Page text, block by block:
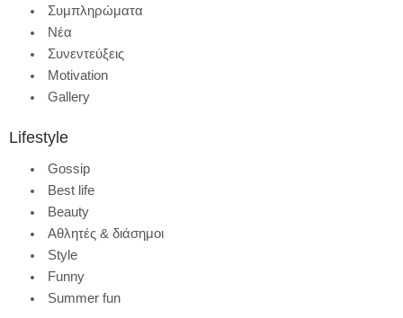
Συμπληρώματα
Νέα
Συνεντεύξεις
Motivation
Gallery
Lifestyle
Gossip
Best life
Beauty
Αθλητές & διάσημοι
Style
Funny
Summer fun